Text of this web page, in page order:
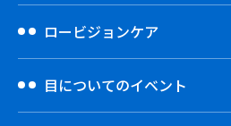
ロービジョンケア
目についてのイベント